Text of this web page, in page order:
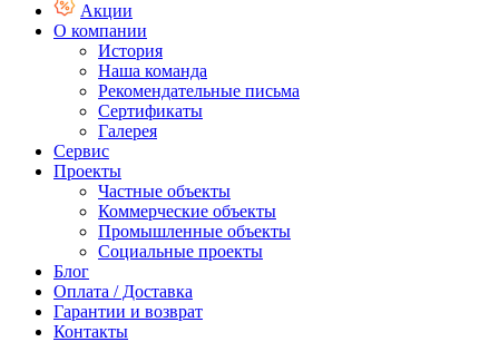
Акции
О компании
История
Наша команда
Рекомендательные письма
Сертификаты
Галерея
Сервис
Проекты
Частные объекты
Коммерческие объекты
Промышленные объекты
Социальные проекты
Блог
Оплата / Доставка
Гарантии и возврат
Контакты